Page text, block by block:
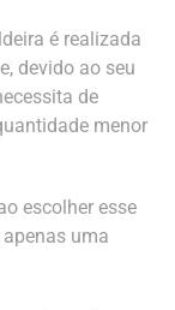
é realizada
devido ao seu
de
menor
escolher esse
uma